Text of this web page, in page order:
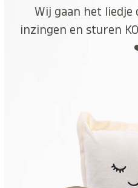
Wij gaan het liedje
inzingen en sturen